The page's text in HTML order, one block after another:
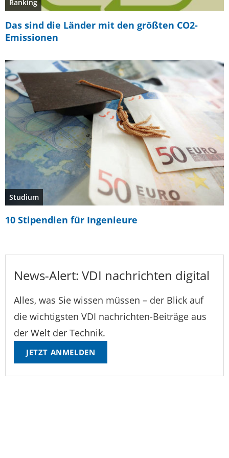
Ranking
Das sind die Länder mit den größten CO2-
Emissionen
Studium
10 Stipendien für Ingenieure
News-Alert: VDI nachrichten digital
Alles, was Sie wissen müssen – der Blick auf
die wichtigsten VDI nachrichten-Beiträge aus
der Welt der Technik.
JETZT ANMELDEN